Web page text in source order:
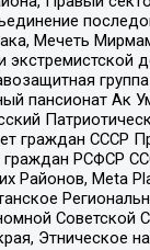
Мечеть
пансионат Ак
граждан СССР
РСФСР
Районов, Meta
Советской
Этническое